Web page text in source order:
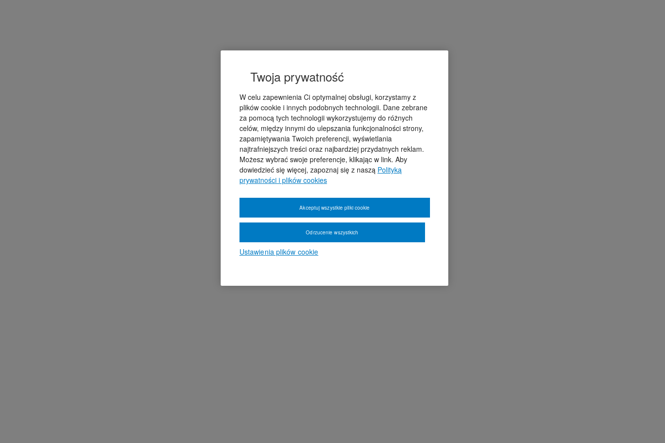
Twoja prywatność
W celu zapewnienia Ci optymalnej obsługi, korzystamy z
plików cookie i innych podobnych technologii. Dane zebrane
za pomocą tych technologii wykorzystujemy do różnych
celów, między innymi do ulepszania funkcjonalności strony,
zapamiętywania Twoich preferencji, wyświetlania
najtrafniejszych treści oraz najbardziej przydatnych reklam.
Możesz wybrać swoje preferencje, klikając w link. Aby
dowiedzieć się więcej, zapoznaj się z naszą Polityką
prywatności i plików cookies
Ustawienia plików cookie
Odrzucenie wszystkich
Akceptuj wszystkie pliki cookie